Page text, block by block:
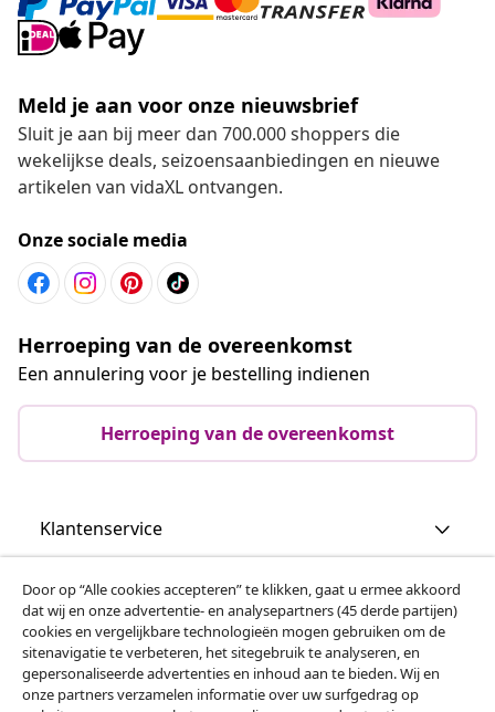
Meld je aan voor onze nieuwsbrief
Sluit je aan bij meer dan 700.000 shoppers die
wekelijkse deals, seizoensaanbiedingen en nieuwe
artikelen van vidaXL ontvangen.
Onze sociale media
Herroeping van de overeenkomst
Een annulering voor je bestelling indienen
Herroeping van de overeenkomst
Klantenservice
Zakelijk
vidaXL
Door op “Alle cookies accepteren” te klikken, gaat u ermee akkoord
dat wij en onze advertentie- en analysepartners (45 derde partijen)
cookies en vergelijkbare technologieën mogen gebruiken om de
sitenavigatie te verbeteren, het sitegebruik te analyseren, en
gepersonaliseerde advertenties en inhoud aan te bieden. Wij en
onze partners verzamelen informatie over uw surfgedrag op